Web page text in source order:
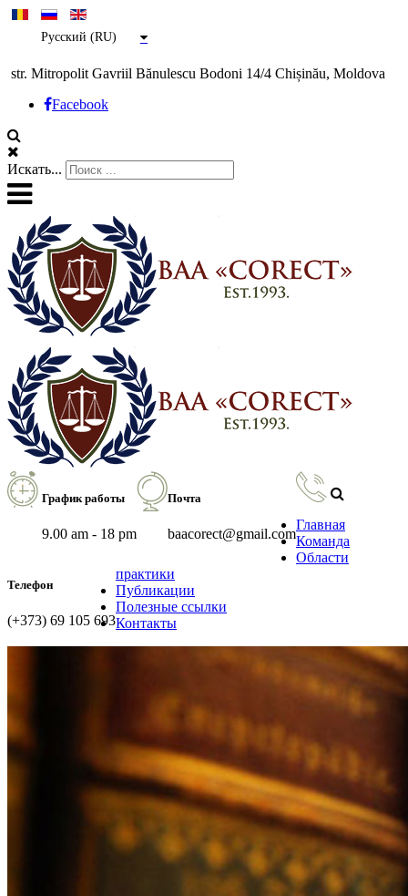
Русский (RU)
str. Mitropolit Gavriil Bănulescu Bodoni 14/4 Chișinău, Moldova
Facebook
Искать...
График работы
9.00 am - 18 pm
Почта
baacorect@gmail.com
Телефон
(+373) 69 105 693
Главная
Команда
Области
практики
Публикации
Полезные ссылки
Контакты